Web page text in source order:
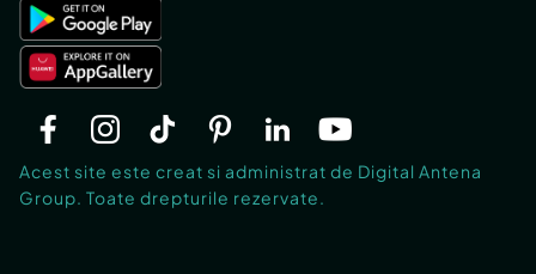
Acest site este creat si administrat de Digital Antena
Group. Toate drepturile rezervate.